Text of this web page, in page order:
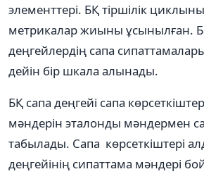
элементтері. БҚ тіршілік
метрикалар жиыны ұсынылған.
деңгейлердің сапа
дейін бір шкала алынады.
БҚ сапа деңгейі сапа
мәндерін эталонды мәндермен
табылады. Сапа көрсеткіштері
деңгейінің сипаттама мәндері